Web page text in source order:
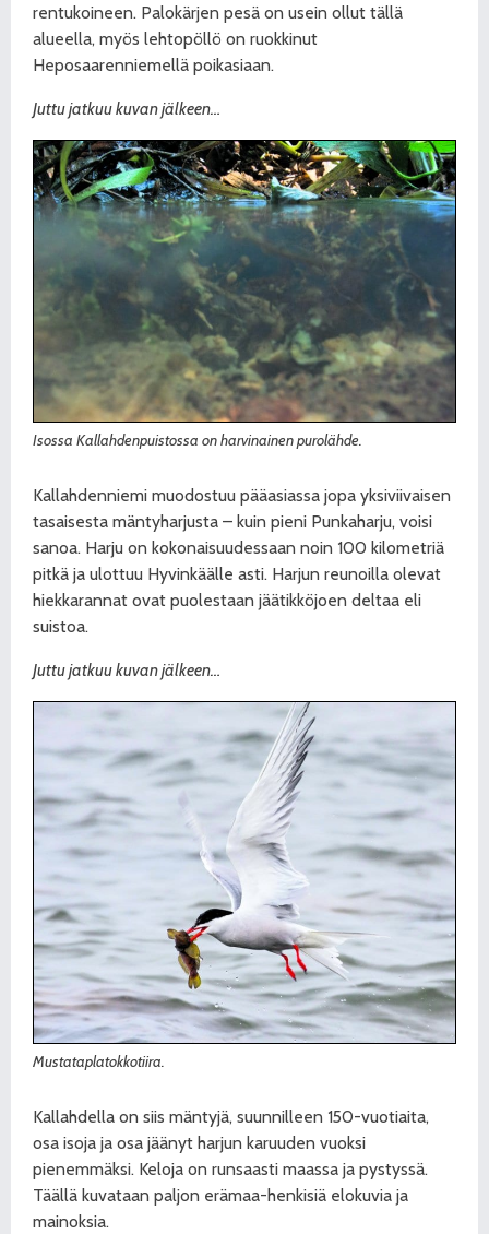
rentukoineen. Palokärjen pesä on usein ollut tällä
alueella, myös lehtopöllö on ruokkinut
Heposaarenniemellä poikasiaan.
Juttu jatkuu kuvan jälkeen…
Isossa Kallahdenpuistossa on harvinainen purolähde.
Kallahdenniemi muodostuu pääasiassa jopa yksiviivaisen
tasaisesta mäntyharjusta – kuin pieni Punkaharju, voisi
sanoa. Harju on kokonaisuudessaan noin 100 kilometriä
pitkä ja ulottuu Hyvinkäälle asti. Harjun reunoilla olevat
hiekkarannat ovat puolestaan jäätikköjoen deltaa eli
suistoa.
Juttu jatkuu kuvan jälkeen…
Mustataplatokkotiira.
Kallahdella on siis mäntyjä, suunnilleen 150-vuotiaita,
osa isoja ja osa jäänyt harjun karuuden vuoksi
pienemmäksi. Keloja on runsaasti maassa ja pystyssä.
Täällä kuvataan paljon erämaa-henkisiä elokuvia ja
mainoksia.